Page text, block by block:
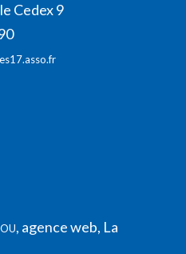
Cedex 9
, agence web, La